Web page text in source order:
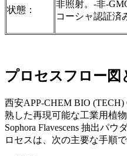
状態：
非照射。-非-
コーシャ認証済
プロセスフロー図
西安APP-CHEM BIO
熟した再現可能な工業用植
Sophora Flavescens 抽出パ
ロセスは、次の主要な手順